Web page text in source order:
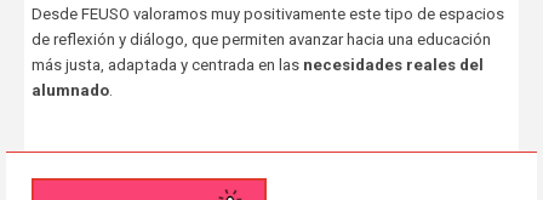
Desde FEUSO valoramos muy positivamente este tipo de espacios
de reflexión y diálogo, que permiten avanzar hacia una educación
más justa, adaptada y centrada en las necesidades reales del
alumnado.